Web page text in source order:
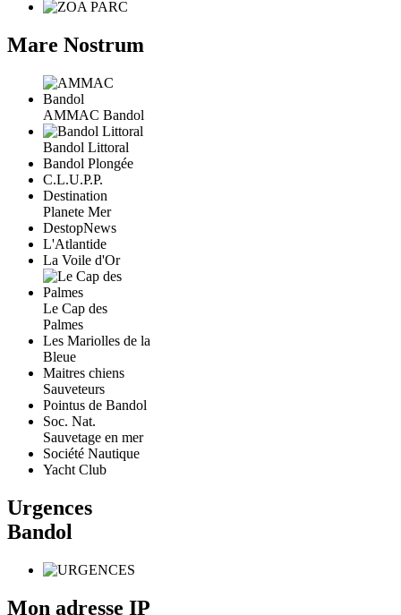
Mare Nostrum
AMMAC Bandol
Bandol Littoral
Bandol Plongée
C.L.U.P.P.
Destination
Planete Mer
DestopNews
L'Atlantide
La Voile d'Or
Le Cap des
Palmes
Les Mariolles de la
Bleue
Maitres chiens
Sauveteurs
Pointus de Bandol
Soc. Nat.
Sauvetage en mer
Société Nautique
Yacht Club
Urgences
Bandol
Mon adresse IP